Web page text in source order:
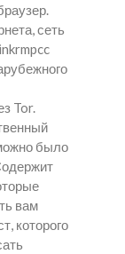
сеть
Tor.
было
вам
которого